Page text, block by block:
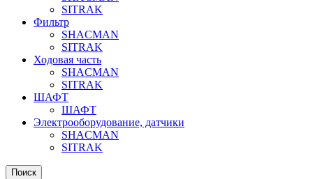
SITRAK
Фильтр
SHACMAN
SITRAK
Ходовая часть
SHACMAN
SITRAK
ШАФТ
ШАФТ
Электрооборудование, датчики
SHACMAN
SITRAK
Поиск